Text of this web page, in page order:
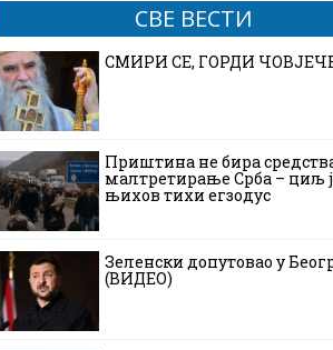
СВЕ ВЕСТИ
СМИРИ СЕ, ГОРДИ
Приштина не бира
малтретирање Срба – циљ
њихов тихи егзодус
Зеленски допутовао у
(ВИДЕО)